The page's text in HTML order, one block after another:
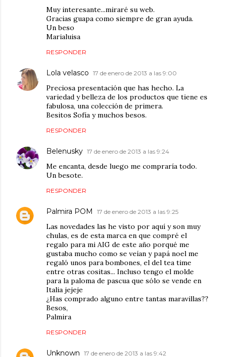
Muy interesante...miraré su web.
Gracias guapa como siempre de gran ayuda.
Un beso
Marialuisa
RESPONDER
Lola velasco 17 de enero de 2013 a las 9:00
Preciosa presentación que has hecho. La
variedad y belleza de los productos que tiene es
fabulosa, una colección de primera.
Besitos Sofía y muchos besos.
RESPONDER
Belenusky 17 de enero de 2013 a las 9:24
Me encanta, desde luego me compraría todo.
Un besote.
RESPONDER
Palmira POM 17 de enero de 2013 a las 9:25
Las novedades las he visto por aquí y son muy
chulas, es de esta marca en que compré el
regalo para mi AIG de este año porqué me
gustaba mucho como se veían y papá noel me
regaló unos para bombones, el del tea time
entre otras cositas... Incluso tengo el molde
para la paloma de pascua que sólo se vende en
Italia jejeje
¿Has comprado alguno entre tantas maravillas??
Besos,
Palmira
RESPONDER
Unknown 17 de enero de 2013 a las 9:42